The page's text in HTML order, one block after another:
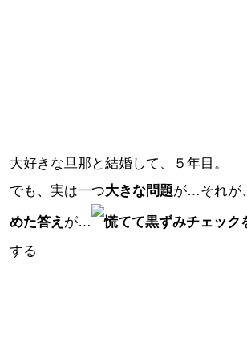
大好きな旦那と結婚して、５年目。
でも、実は一つ大きな問題が…それが
めた答え が… 慌てて黒ずみチェック
する